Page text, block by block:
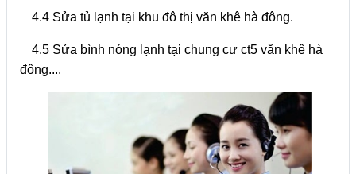
4.4 Sửa tủ lạnh tại khu đô thị văn khê hà đông.
4.5 Sửa bình nóng lạnh tại chung cư ct5 văn khê hà
đông....